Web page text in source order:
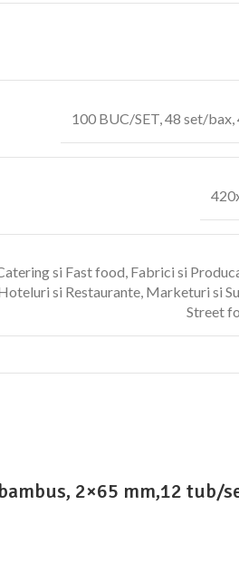
100 BUC/SET 48 set/bax
si Fast food, Fabrici si
si Restaurante, Marketuri si
Street
2×65 mm,12 tub/